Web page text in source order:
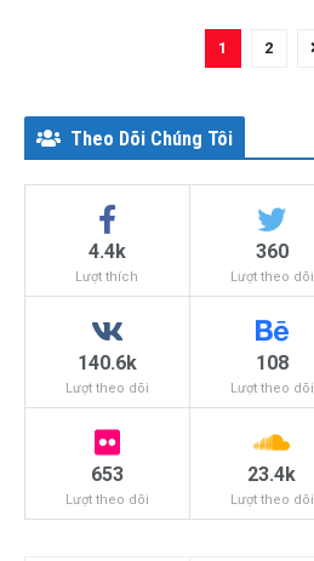
1 2
Theo Dõi Chúng Tôi
4.4k
Lượt thích
360
Lượt theo dõi
140.6k
Lượt theo dõi
108
Lượt theo dõi
653
Lượt theo dõi
23.4k
Lượt theo dõi